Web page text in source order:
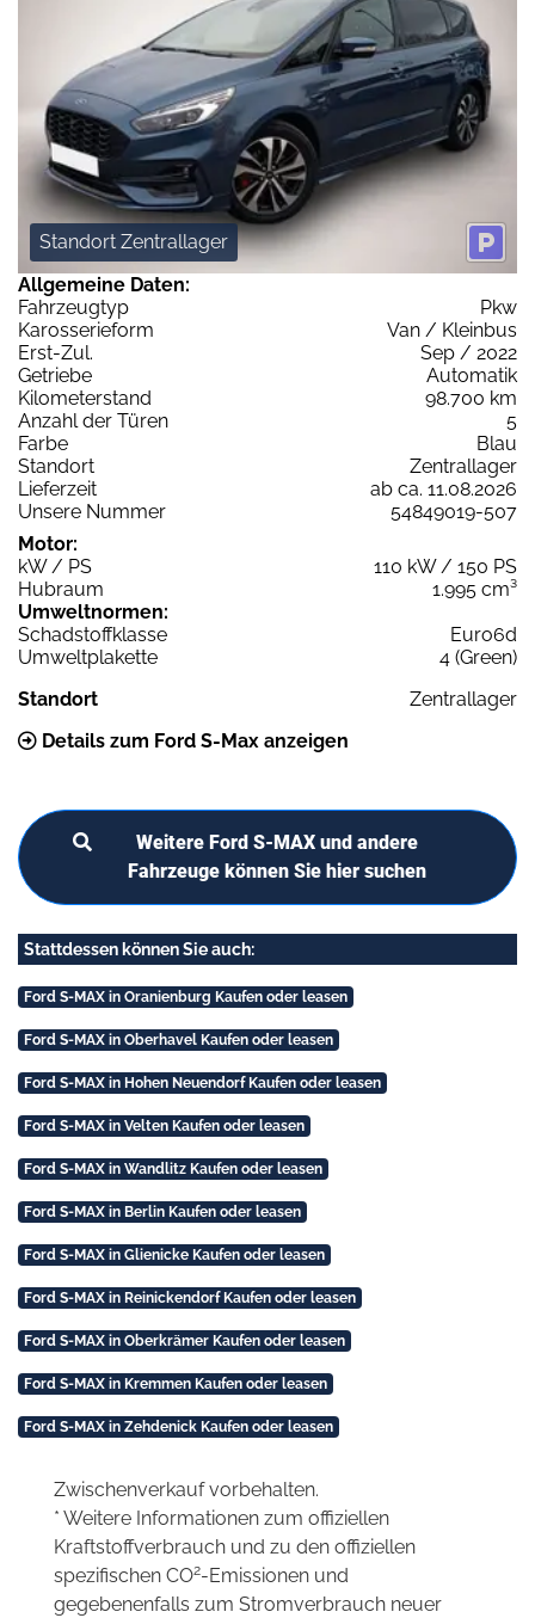
Standort Zentrallager
Allgemeine Daten:
Fahrzeugtyp
Pkw
Karosserieform
Van / Kleinbus
Erst-Zul.
Sep / 2022
Getriebe
Automatik
Kilometerstand
98.700 km
Anzahl der Türen
5
Farbe
Blau
Standort
Zentrallager
Lieferzeit
ab ca. 11.08.2026
Unsere Nummer
54849019-507
Motor:
kW / PS
110 kW / 150 PS
Hubraum
1.995 cm³
Umweltnormen:
Schadstoffklasse
Euro6d
Umweltplakette
4 (Green)
Standort
Zentrallager
Details zum Ford S-Max anzeigen
Weitere Ford S-MAX und andere
Fahrzeuge können Sie hier suchen
Stattdessen können Sie auch:
Ford S-MAX in Oranienburg Kaufen oder leasen
Ford S-MAX in Oberhavel Kaufen oder leasen
Ford S-MAX in Hohen Neuendorf Kaufen oder leasen
Ford S-MAX in Velten Kaufen oder leasen
Ford S-MAX in Wandlitz Kaufen oder leasen
Ford S-MAX in Berlin Kaufen oder leasen
Ford S-MAX in Glienicke Kaufen oder leasen
Ford S-MAX in Reinickendorf Kaufen oder leasen
Ford S-MAX in Oberkrämer Kaufen oder leasen
Ford S-MAX in Kremmen Kaufen oder leasen
Ford S-MAX in Zehdenick Kaufen oder leasen
Zwischenverkauf vorbehalten.
* Weitere Informationen zum offiziellen
Kraftstoffverbrauch und zu den offiziellen
spezifischen CO2-Emissionen und
gegebenenfalls zum Stromverbrauch neuer